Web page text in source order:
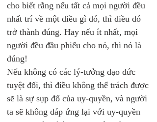
cho biết rằng nếu tất cả mọi người đều
nhất trí về một điều gì đó, thì điều đó
trở thành đúng. Hay nếu ít nhất, mọi
người đều đầu phiếu cho nó, thì nó là
đúng!
Nếu không có các lý-tưởng đạo đức
tuyệt đối, thì điều không thể trách được
sẽ là sự sụp đổ của uy-quyền, và người
ta sẽ không đáp ứng lại với uy-quyền